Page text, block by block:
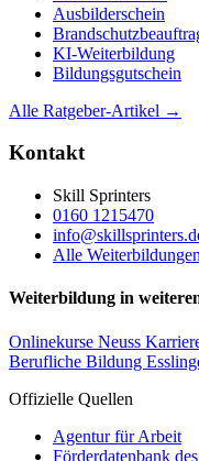
Ausbilderschein
KI-Weiterbildung
Bildungsgutschein
Alle Ratgeber-Artikel →
Kontakt
Skill Sprinters
0160 1215470
Alle
Weiterbildung in
Onlinekurse Neuss
Berufliche Bildung
Offizielle Quellen
Agentur für Arbeit
Förderdatenbank